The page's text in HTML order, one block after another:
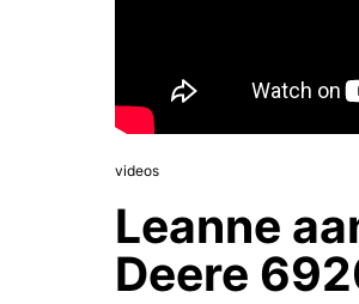
videos
Leanne
Deere